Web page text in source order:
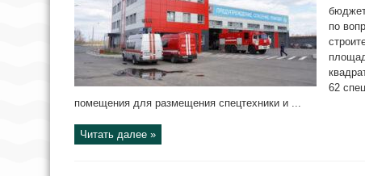
по
62
помещения для размещения спецтехники и ...
Читать далее »